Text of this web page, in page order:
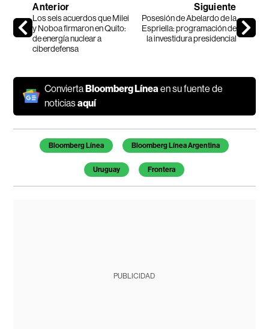
Anterior
Los seis acuerdos que Milei
y Noboa firmaron en Quito:
de energía nuclear a
ciberdefensa
Siguiente
Posesión de Abelardo de la
Espriella: programación de
la investidura presidencial
ConviertaBloomberg Línea en su fuente de
noticiasaquí
Temas de este artículo
Bloomberg Línea Bloomberg Línea Argentina
Uruguay Frontera
PUBLICIDAD